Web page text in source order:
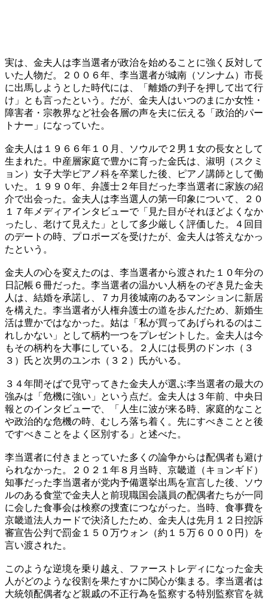
実は、金夫人は李当選者が政治を始めることに強く反対して
いた人物だ。２００６年、李当選者が城南（ソンナム）市長
に出馬しようとした時代には、「離婚の判子を押して出て行
け」とも言ったという。だが、金夫人はいつのまにか女性・
障害者・宗教界など社会各層の声を夫に伝える「政治的パー
トナー」になっていた。
金夫人は１９６６年１０月、ソウルで２男１女の長女として
生まれた。中産層家庭で豊かに育った金氏は、淑明（スクミ
ョン）女子大学ピアノ科を卒業した後、ピアノ講師として働
いた。１９９０年、弁護士２年目だった李当選者に家族の紹
介で出会った。金夫人は李当選人の第一印象について、２０
１７年メディアインタビューで「見た目がそれほどよくなか
ったし、老けて見えた」として多少厳しく評価した。４回目
のデートの時、プロポーズを受けたが、金夫人は答えなかっ
たという。
金夫人の心を変えたのは、李当選者から渡された１０年分の
日記帳６冊だった。李当選者の温かい人柄をのぞき見た金夫
人は、結婚を承諾し、７カ月後城南のあるマンションに新居
を構えた。李当選者が人権弁護士の道を歩んだため、新婚生
活は豊かではなかった。姑は「私が買ってあげられるのはこ
れしかない」として柄杓一つをプレゼントした。金夫人は今
もその柄杓を大事にしている。２人には長男のドンホ（３
３）氏と次男のユンホ（３２）氏がいる。
３４年間そばで見守ってきた金夫人が選ぶ李当選者の最大の
強みは「危機に強い」という点だ。金夫人は３年前、中央日
報とのインタビューで、「人生に波が来る時、家庭的なこと
や政治的な危機の時、むしろ落ち着く。先にすべきことと後
ですべきことをよく区別する」と述べた。
李当選者に付きまとっていた多くの論争からは配偶者も避け
られなかった。２０２１年８月当時、京畿道（キョンギド）
知事だった李当選者が党内予備選挙出馬を宣言した後、ソウ
ルのある食堂で金夫人と前現職国会議員の配偶者たちが一同
に会した食事会は検察の捜査につながった。当時、食事費を
京畿道法人カードで決済したため、金夫人は先月１２日控訴
審宣告公判で罰金１５０万ウォン（約１５万６０００円）を
言い渡された。
このような逆境を乗り越え、ファーストレディになった金夫
人がどのような役割を果たすかに関心が集まる。李当選者は
大統領配偶者など親戚の不正行為を監察する特別監察官を就